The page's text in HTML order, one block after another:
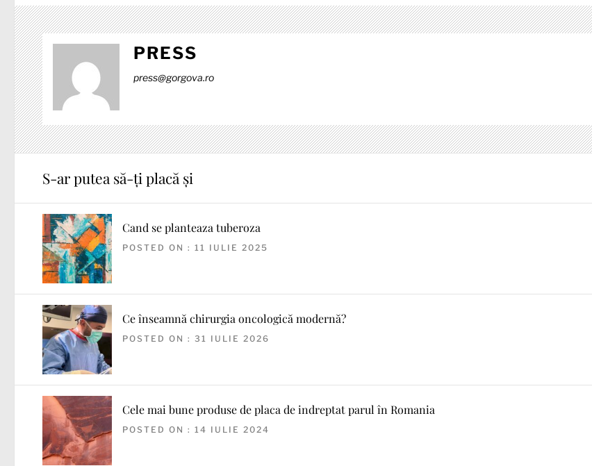
PRESS
press@gorgova.ro
S-ar putea să-ți placă și
Cand se planteaza tuberoza
POSTED ON : 11 IULIE 2025
Ce înseamnă chirurgia oncologică modernă?
POSTED ON : 31 IULIE 2026
Cele mai bune produse de placa de indreptat parul în Romania
POSTED ON : 14 IULIE 2024